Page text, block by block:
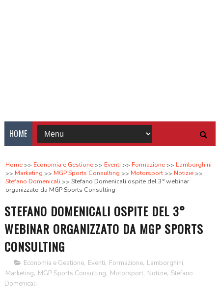
HOME
Home Economia e Gestione Eventi Formazione
Lamborghini
Marketing
MGP Sports Consulting Motorsport
Notizie
Stefano Domenicali
Stefano Domenicali ospite del 3° webinar
organizzato da MGP Sports Consulting
STEFANO DOMENICALI OSPITE DEL 3°
WEBINAR ORGANIZZATO DA MGP SPORTS
CONSULTING
Economia e Gestione, Eventi, Formazione, Lamborghini,
Marketing, MGP Sports Consulting, Motorsport, Notizie, Stefano
Domenicali